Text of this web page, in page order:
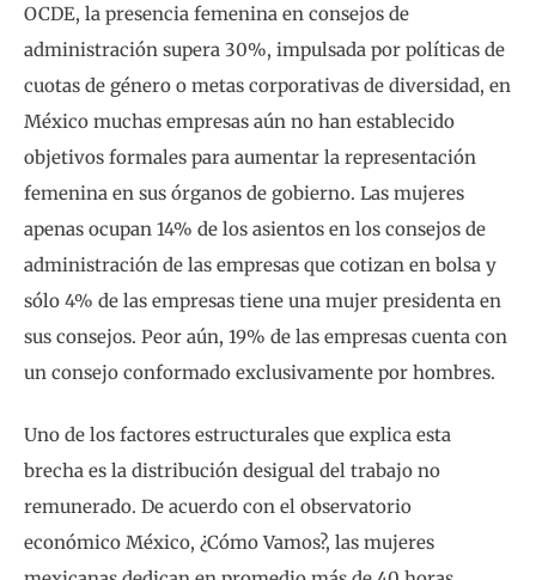
OCDE, la presencia femenina en consejos de
administración supera 30%, impulsada por políticas de
cuotas de género o metas corporativas de diversidad, en
México muchas empresas aún no han establecido
objetivos formales para aumentar la representación
femenina en sus órganos de gobierno. Las mujeres
apenas ocupan 14% de los asientos en los consejos de
administración de las empresas que cotizan en bolsa y
sólo 4% de las empresas tiene una mujer presidenta en
sus consejos. Peor aún, 19% de las empresas cuenta con
un consejo conformado exclusivamente por hombres.
Uno de los factores estructurales que explica esta
brecha es la distribución desigual del trabajo no
remunerado. De acuerdo con el observatorio
económico México, ¿Cómo Vamos?, las mujeres